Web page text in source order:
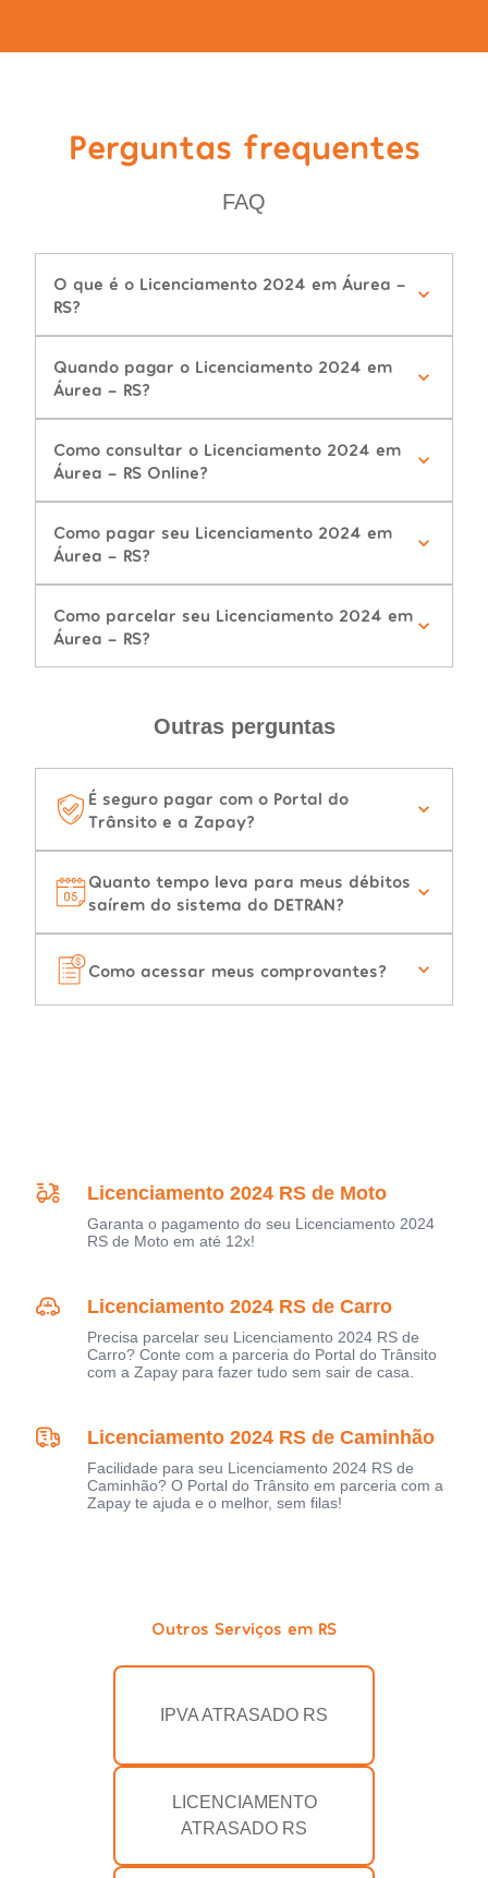
Perguntas frequentes
FAQ
O que é o Licenciamento 2024 em Áurea -
RS?
Quando pagar o Licenciamento 2024 em
Áurea - RS?
Como consultar o Licenciamento 2024 em
Áurea - RS Online?
Como pagar seu Licenciamento 2024 em
Áurea - RS?
Como parcelar seu Licenciamento 2024 em
Áurea - RS?
Outras perguntas
É seguro pagar com o Portal do
Trânsito e a Zapay?
Quanto tempo leva para meus débitos
saírem do sistema do DETRAN?
Como acessar meus comprovantes?
Licenciamento 2024 RS de Moto
Garanta o pagamento do seu Licenciamento 2024
RS de Moto em até 12x!
Licenciamento 2024 RS de Carro
Precisa parcelar seu Licenciamento 2024 RS de
Carro? Conte com a parceria do Portal do Trânsito
com a Zapay para fazer tudo sem sair de casa.
Licenciamento 2024 RS de Caminhão
Facilidade para seu Licenciamento 2024 RS de
Caminhão? O Portal do Trânsito em parceria com a
Zapay te ajuda e o melhor, sem filas!
Outros Serviços em RS
IPVA ATRASADO RS
LICENCIAMENTO
ATRASADO RS